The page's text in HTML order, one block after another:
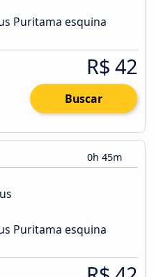
Puritama esquina
R$ 42
Buscar
0h 45m
Puritama esquina